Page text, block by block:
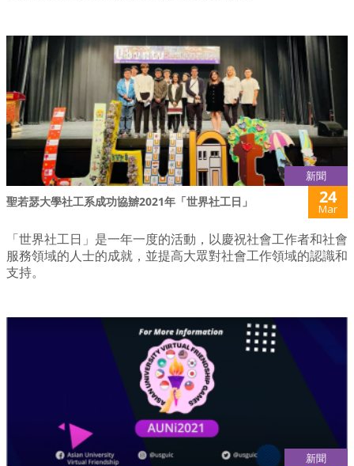
新聞
聖若瑟大學社工系成功協辧2021年「世界社工日」 24
Mar
「世界社工日」是一年一度的活動，以慶祝社會工作者和社會
服務領域的人士的成就，並提高大眾對社會工作領域的認識和
支持。
新聞